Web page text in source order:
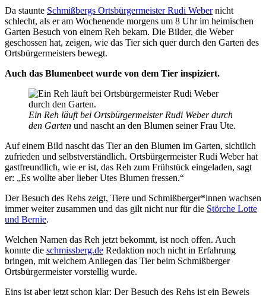
Da staunte Schmißbergs Ortsbürgermeister Rudi Webernicht
schlecht, als er am Wochenende morgens um 8 Uhr im heimischen
Garten Besuch von einem Reh bekam. Die Bilder, die Weber
geschossen hat, zeigen, wie das Tier sich quer durch den Garten des
Ortsbürgermeisters bewegt.
Auch das Blumenbeet wurde von dem Tier inspiziert.
Ein Reh läuft bei Ortsbürgermeister Rudi Weber durch
den Garten und nascht an den Blumen seiner Frau Ute.
Auf einem Bild nascht das Tier an den Blumen im Garten, sichtlich
zufrieden und selbstverständlich. Ortsbürgermeister Rudi Weber hat
gastfreundlich, wie er ist, das Reh zum Frühstück eingeladen, sagt
er: „Es wollte aber lieber Utes Blumen fressen.“
Der Besuch des Rehs zeigt, Tiere und Schmißberger*innen wachsen
immer weiter zusammen und das gilt nicht nur für die Störche Lotte
und Bernie.
Welchen Namen das Reh jetzt bekommt, ist noch offen. Auch
konnte die schmissberg.de Redaktion noch nicht in Erfahrung
bringen, mit welchem Anliegen das Tier beim Schmißberger
Ortsbürgermeister vorstellig wurde.
Eins ist aber jetzt schon klar: Der Besuch des Rehs ist ein Beweis